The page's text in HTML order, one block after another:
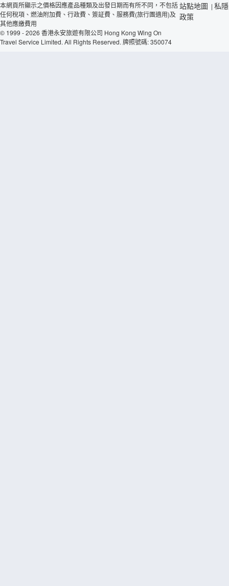
本網頁所顯示之價格因應產品種類及出發日期而有所不同，不包括
任何稅項、燃油附加費、行政費、簽証費、服務費(旅行團適用)及
其他應繳費用
© 1999 - 2026 香港永安旅遊有限公司 Hong Kong Wing On
Travel Service Limited. All Rights Reserved. 牌照號碼: 350074
站點地圖 | 私隱
政策